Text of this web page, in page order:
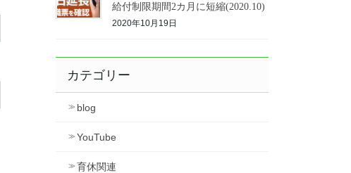
給付制限期間2カ月に短縮(2020.10)
2020年10月19日
カテゴリー
blog
YouTube
育休関連